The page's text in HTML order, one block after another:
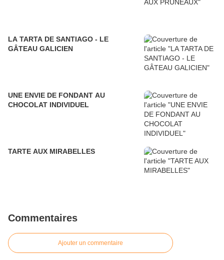
LA TARTA DE SANTIAGO - LE
GÂTEAU GALICIEN
UNE ENVIE DE FONDANT AU
CHOCOLAT INDIVIDUEL
TARTE AUX MIRABELLES
Commentaires
Ajouter un commentaire